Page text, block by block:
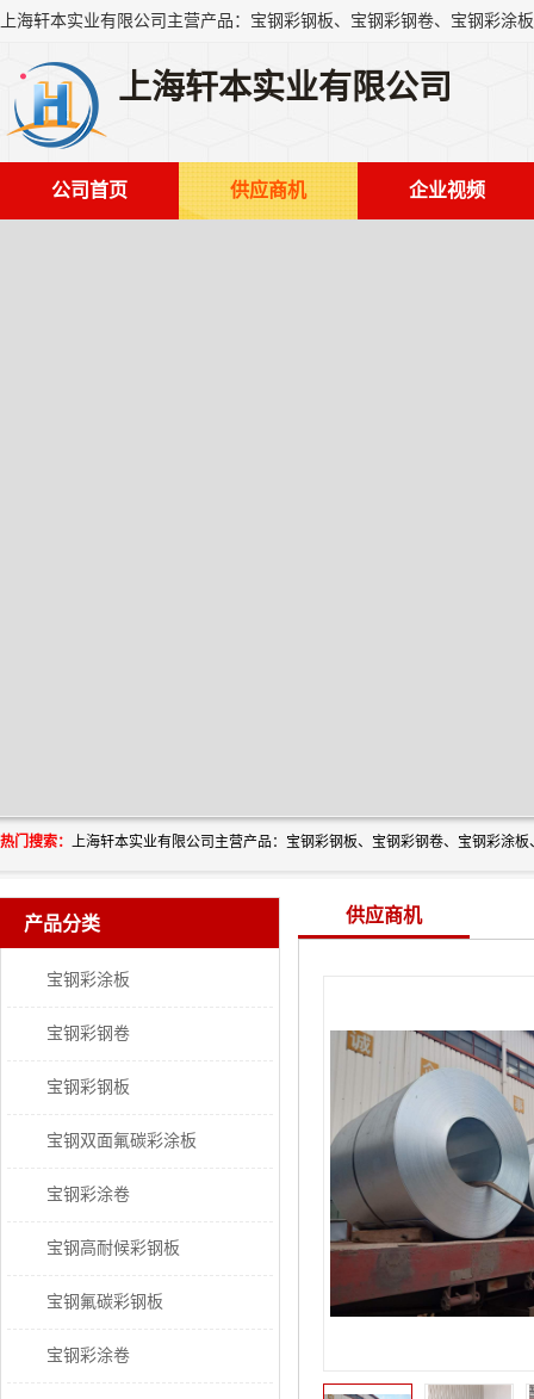
上海轩本实业有限公司
公司首页 供应商机 企业视频
热门搜索：
产品分类
宝钢彩涂板
宝钢彩钢卷
宝钢彩钢板
宝钢双面氟碳彩涂板
宝钢彩涂卷
宝钢高耐候彩钢板
宝钢氟碳彩钢板
宝钢彩涂卷
供应商机